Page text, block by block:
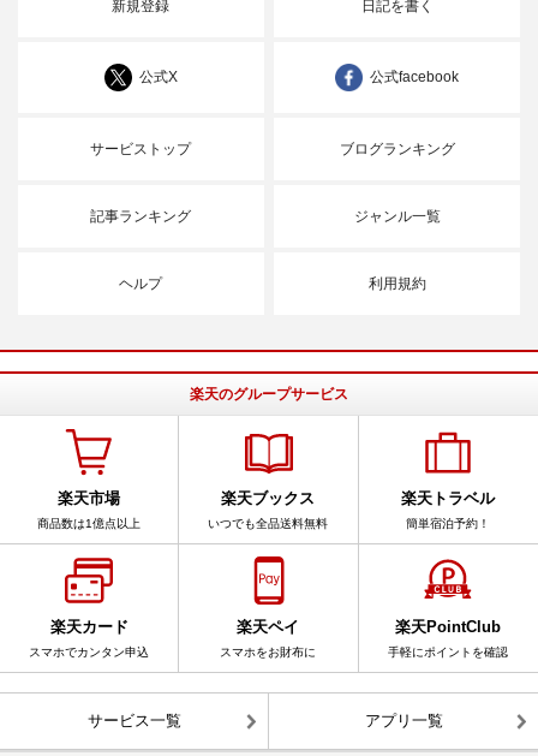
新規登録 日記を書く
公式X 公式facebook
サービストップ ブログランキング
記事ランキング ジャンル一覧
ヘルプ 利用規約
楽天のグループサービス
楽天市場
商品数は1億点以上
楽天ブックス
いつでも全品送料無料
楽天トラベル
簡単宿泊予約！
楽天カード
スマホでカンタン申込
楽天ペイ
スマホをお財布に
楽天PointClub
手軽にポイントを確認
サービス一覧 アプリ一覧